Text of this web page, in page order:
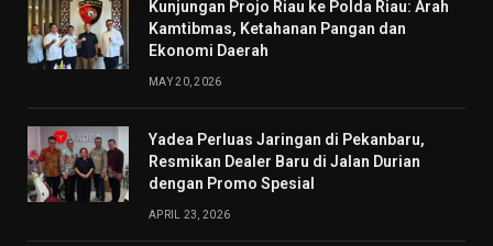
Kunjungan Projo Riau ke Polda Riau: Arah
Kamtibmas, Ketahanan Pangan dan
Ekonomi Daerah
MAY 20, 2026
Yadea Perluas Jaringan di Pekanbaru,
Resmikan Dealer Baru di Jalan Durian
dengan Promo Spesial
APRIL 23, 2026